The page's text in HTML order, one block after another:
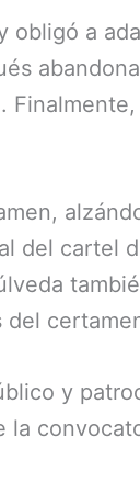
obligó a
del cartel
del
y